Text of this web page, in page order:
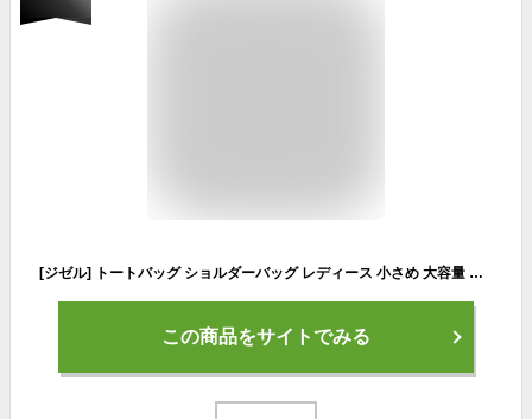
[ジゼル] トートバッグ ショルダーバッグ レディース 小さめ 大容量 軽量 キャンバス 仕切り 無地 2way ミニトートバッグ ミニバッグ マザーズバッグ ランチバッグ ハンドバッグ 自立 (ブラック(チャームなし))
この商品をサイトでみる